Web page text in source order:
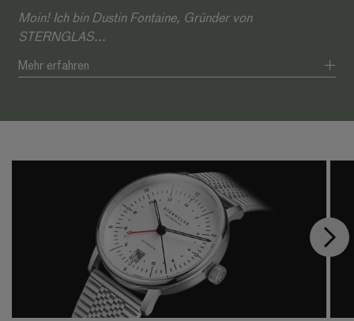
Moin! Ich bin Dustin Fontaine, Gründer von
STERNGLAS...
Mehr erfahren